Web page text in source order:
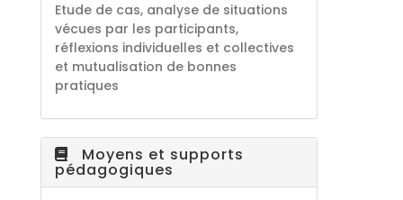
Etude de cas, analyse de situations
vécues par les participants,
réflexions individuelles et collectives
et mutualisation de bonnes
pratiques
Moyens et supports
pédagogiques